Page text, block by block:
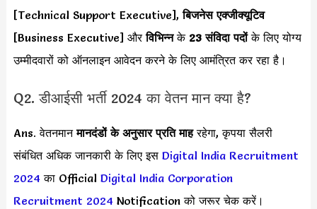
[Technical Support Executive],बिजनेस एक्जीक्यूटिव
[Business Executive] औरविभिन्नके 23 संविदा पदोंके लिए योग्य
उम्मीदवारों को ऑनलाइन आवेदन करने के लिए आमंत्रित कर रहा है।
Q2. डीआईसी भर्ती 2024 का वेतन मान क्या है?
Ans. वेतनमानमानदंडों के अनुसारप्रति माहरहेगा, कृपया सैलरी
संबंधित अधिक जानकारी के लिए इस Digital India Recruitment
2024 का Official Digital India Corporation
Recruitment 2024 Notification को जरूर चेक करें।